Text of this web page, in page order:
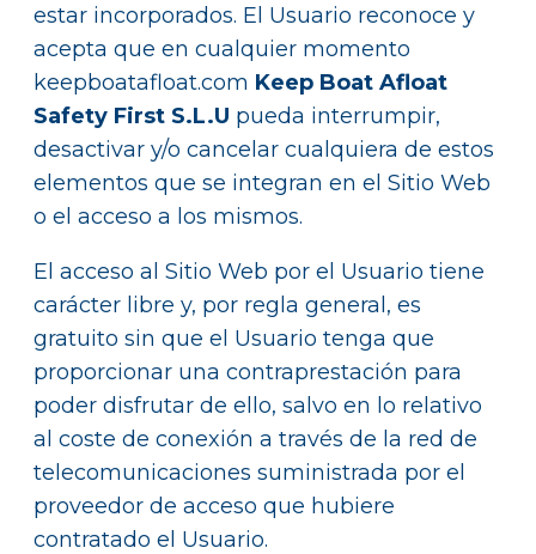
estar incorporados. El Usuario reconoce y
acepta que en cualquier momento
keepboatafloat.com Keep Boat Afloat
Safety First S.L.U pueda interrumpir,
desactivar y/o cancelar cualquiera de estos
elementos que se integran en el Sitio Web
o el acceso a los mismos.
El acceso al Sitio Web por el Usuario tiene
carácter libre y, por regla general, es
gratuito sin que el Usuario tenga que
proporcionar una contraprestación para
poder disfrutar de ello, salvo en lo relativo
al coste de conexión a través de la red de
telecomunicaciones suministrada por el
proveedor de acceso que hubiere
contratado el Usuario.